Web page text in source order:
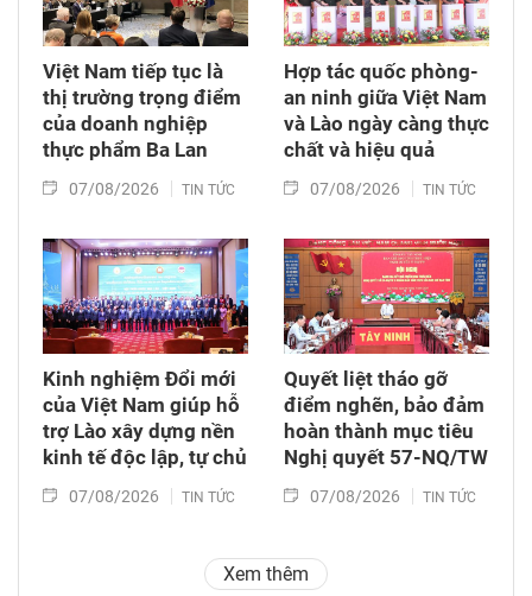
Việt Nam tiếp tục là
thị trường trọng điểm
của doanh nghiệp
thực phẩm Ba Lan
07/08/2026 TIN TỨC
Hợp tác quốc phòng-
an ninh giữa Việt Nam
và Lào ngày càng thực
chất và hiệu quả
07/08/2026 TIN TỨC
Kinh nghiệm Đổi mới
của Việt Nam giúp hỗ
trợ Lào xây dựng nền
kinh tế độc lập, tự chủ
07/08/2026 TIN TỨC
Quyết liệt tháo gỡ
điểm nghẽn, bảo đảm
hoàn thành mục tiêu
Nghị quyết 57-NQ/TW
07/08/2026 TIN TỨC
Xem thêm